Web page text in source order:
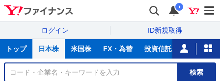
i
ログイン ID新規取得
サ
トップ 日本株 米国株 FX・為替 投資信託 ニュース
銘
検索